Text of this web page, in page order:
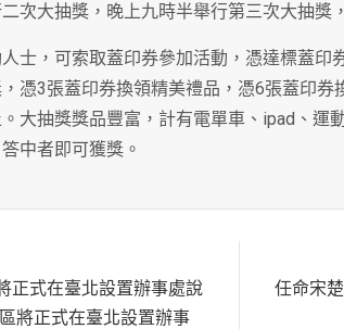
次大抽獎，晚上九時半舉行第三次大抽獎
士，可索取蓋印券參加活動，憑達標蓋印
憑3張蓋印券換領精美禮品，憑6張蓋印券
大抽獎獎品豐富，計有電單車、ipad、運
中者即可獲獎。
正式在臺北設置辦事處說
將正式在臺北設置辦事
任命宋